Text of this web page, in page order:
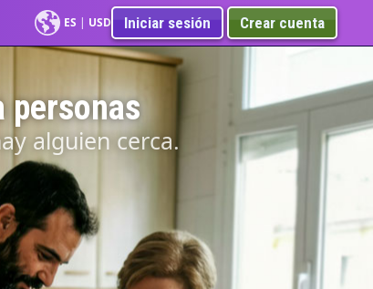
ES | USD Iniciar sesión Crear cuenta
personas
alguien cerca.